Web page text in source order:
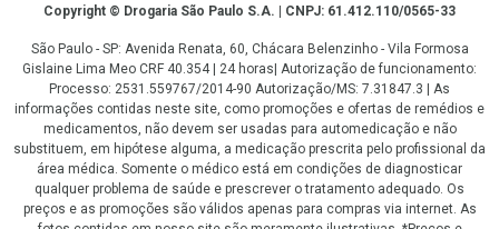
CopyrightCopyright © Drogaria São Paulo S.A. | CNPJ: 61.412.110/0565-33
São Paulo - SP: Avenida Renata, 60, Chácara Belenzinho - Vila Formosa
Gislaine Lima Meo CRF 40.354 | 24 horas| Autorização de funcionamento:
Processo: 2531.559767/2014-90 Autorização/MS: 7.31847.3 | As
informações contidas neste site, como promoções e ofertas de remédios e
medicamentos, não devem ser usadas para automedicação e não
substituem, em hipótese alguma, a medicação prescrita pelo profissional da
área médica. Somente o médico está em condições de diagnosticar
qualquer problema de saúde e prescrever o tratamento adequado. Os
preços e as promoções são válidos apenas para compras via internet. As